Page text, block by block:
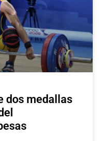
dos medallas